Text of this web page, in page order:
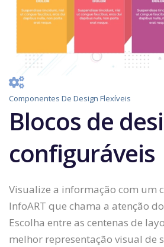
Componentes De Design Flexíveis
Blocos de
configuráveis
Visualize a informação com um
InfoART que chama a atenção
Escolha entre as centenas de
melhor representação visual de